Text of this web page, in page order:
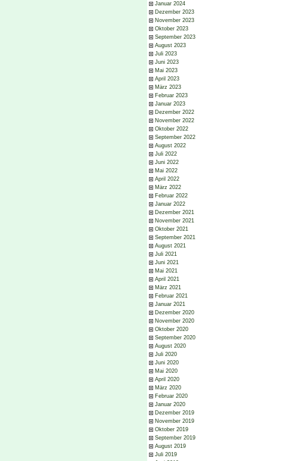
Januar 2024
Dezember 2023
November 2023
Oktober 2023
September 2023
August 2023
Juli 2023
Juni 2023
Mai 2023
April 2023
März 2023
Februar 2023
Januar 2023
Dezember 2022
November 2022
Oktober 2022
September 2022
August 2022
Juli 2022
Juni 2022
Mai 2022
April 2022
März 2022
Februar 2022
Januar 2022
Dezember 2021
November 2021
Oktober 2021
September 2021
August 2021
Juli 2021
Juni 2021
Mai 2021
April 2021
März 2021
Februar 2021
Januar 2021
Dezember 2020
November 2020
Oktober 2020
September 2020
August 2020
Juli 2020
Juni 2020
Mai 2020
April 2020
März 2020
Februar 2020
Januar 2020
Dezember 2019
November 2019
Oktober 2019
September 2019
August 2019
Juli 2019